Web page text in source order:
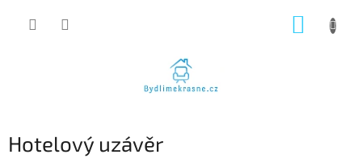
Hotelový uzávěr